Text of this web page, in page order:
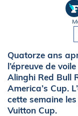
Quatorze ans
l’épreuve de
Alinghi Red Bull
America’s Cup.
cette semaine
Vuitton Cup.